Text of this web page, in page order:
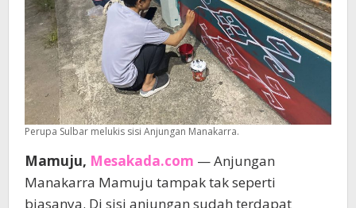
Perupa Sulbar melukis sisi Anjungan Manakarra.
Mamuju, Mesakada.com — Anjungan
Manakarra Mamuju tampak tak seperti
biasanya. Di sisi anjungan sudah terdapat